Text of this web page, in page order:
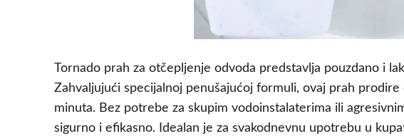
Tornado prah za otčepljenje odvoda predstavlja pouzdano i
Zahvaljujući specijalnoj penušajućoj formuli, ovaj prah
minuta. Bez potrebe za skupim vodoinstalaterima ili
sigurno i efikasno. Idealan je za svakodnevnu upotrebu u